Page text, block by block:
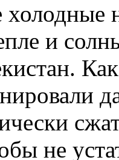
и
не